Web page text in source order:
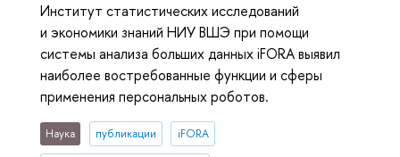
Институт статистических исследований
и экономики знаний НИУ ВШЭ при помощи
системы анализа больших данных iFORA выявил
наиболее востребованные функции и сферы
применения персональных роботов.
Наука публикации iFORA